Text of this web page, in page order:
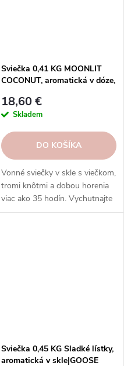
Sviečka 0,41 KG MOONLIT
COCONUT, aromatická v dóze,
18,60 €
Skladem
DO KOŠÍKA
Vonné sviečky v skle s viečkom,
tromi knôtmi a dobou horenia
viac ako 35 hodín. Vychutnajte
si rozmanitosť vôní a
Sviečka 0,45 KG Sladké lístky,
aromatická v skle|GOOSE